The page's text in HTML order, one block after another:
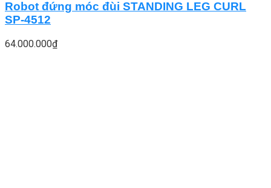
Robot đứng móc đùi STANDING LEG CURL
SP-4512
64.000.000₫